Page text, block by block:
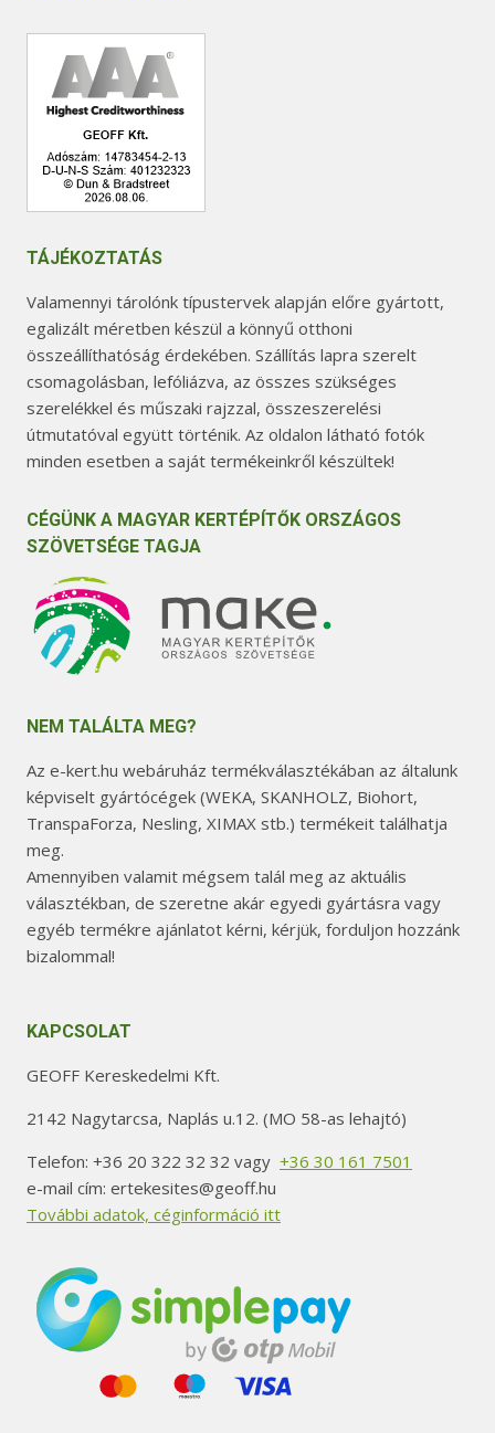
TÁJÉKOZTATÁS
Valamennyi tárolónk típustervek alapján előre gyártott,
egalizált méretben készül a könnyű otthoni
összeállíthatóság érdekében. Szállítás lapra szerelt
csomagolásban, lefóliázva, az összes szükséges
szerelékkel és műszaki rajzzal, összeszerelési
útmutatóval együtt történik. Az oldalon látható fotók
minden esetben a saját termékeinkről készültek!
CÉGÜNK A MAGYAR KERTÉPÍTŐK ORSZÁGOS
SZÖVETSÉGE TAGJA
NEM TALÁLTA MEG?
Az e-kert.hu webáruház termékválasztékában az általunk
képviselt gyártócégek (WEKA, SKANHOLZ, Biohort,
TranspaForza, Nesling, XIMAX stb.) termékeit találhatja
meg.
Amennyiben valamit mégsem talál meg az aktuális
választékban, de szeretne akár egyedi gyártásra vagy
egyéb termékre ajánlatot kérni, kérjük, forduljon hozzánk
bizalommal!
KAPCSOLAT
GEOFF Kereskedelmi Kft.
2142 Nagytarcsa, Naplás u.12. (MO 58-as lehajtó)
Telefon: +36 20 322 32 32 vagy +36 30 161 7501
e-mail cím: ertekesites@geoff.hu
További adatok, céginformáció itt